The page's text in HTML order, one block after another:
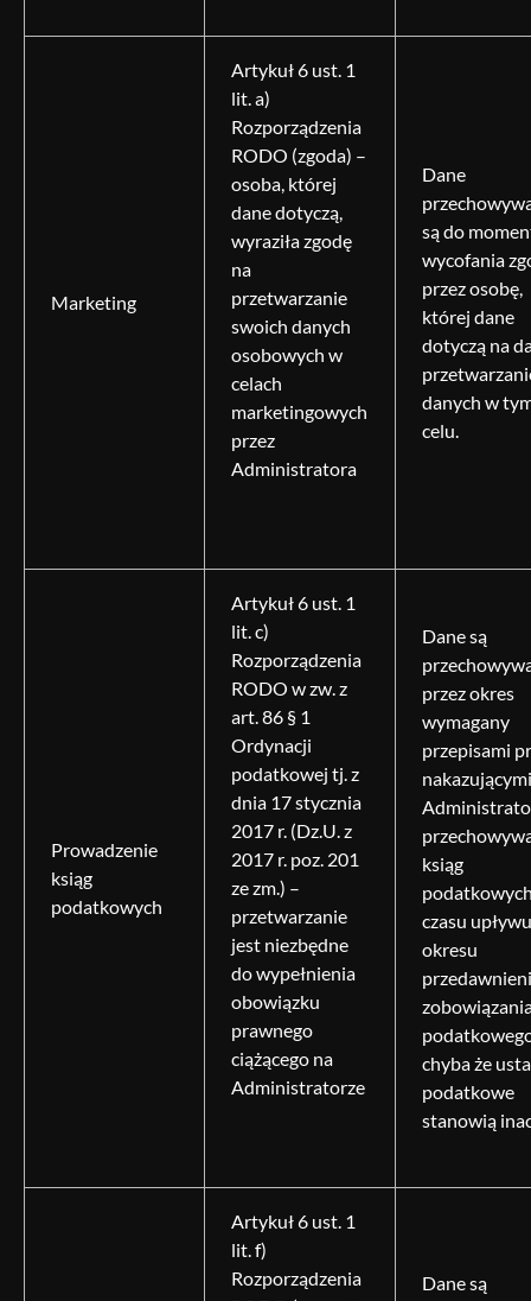
Marketing
Artykuł 6 ust. 1
lit. a)
Rozporządzenia
RODO (zgoda) –
osoba, której
dane dotyczą,
wyraziła zgodę
na
przetwarzanie
swoich danych
osobowych w
celach
marketingowych
przez
Administratora
Dane
są do
wycofania
przez osobę,
której dane
dotyczą na
danych w
celu.
Prowadzenie
ksiąg
podatkowych
Artykuł 6 ust. 1
lit. c)
Rozporządzenia
RODO w zw. z
art. 86 § 1
Ordynacji
podatkowej tj. z
dnia 17 stycznia
2017 r. (Dz.U. z
2017 r. poz. 201
ze zm.) –
przetwarzanie
jest niezbędne
do wypełnienia
obowiązku
prawnego
ciążącego na
Administratorze
Dane są
przez okres
wymagany
przepisami
ksiąg
czasu
okresu
chyba że
podatkowe
stanowią
Artykuł 6 ust. 1
lit. f)
Rozporządzenia
Dane są